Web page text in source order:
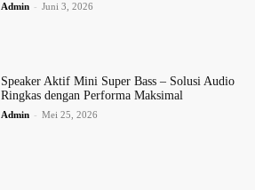
Admin - Juni 3, 2026
Speaker Aktif Mini Super Bass – Solusi Audio
Ringkas dengan Performa Maksimal
Admin - Mei 25, 2026